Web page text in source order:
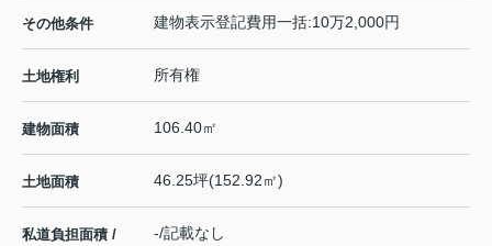
その他条件 建物表示登記費用一括:10万2,000円
土地権利 所有権
建物面積 106.40㎡
土地面積 46.25坪(152.92㎡)
私道負担面積 /
-/記載なし